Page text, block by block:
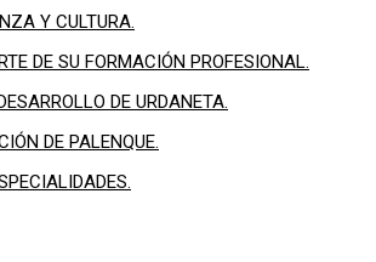
Y CULTURA.
DE SU FORMACIÓN PROFESIONAL.
DE URDANETA.
DE PALENQUE.